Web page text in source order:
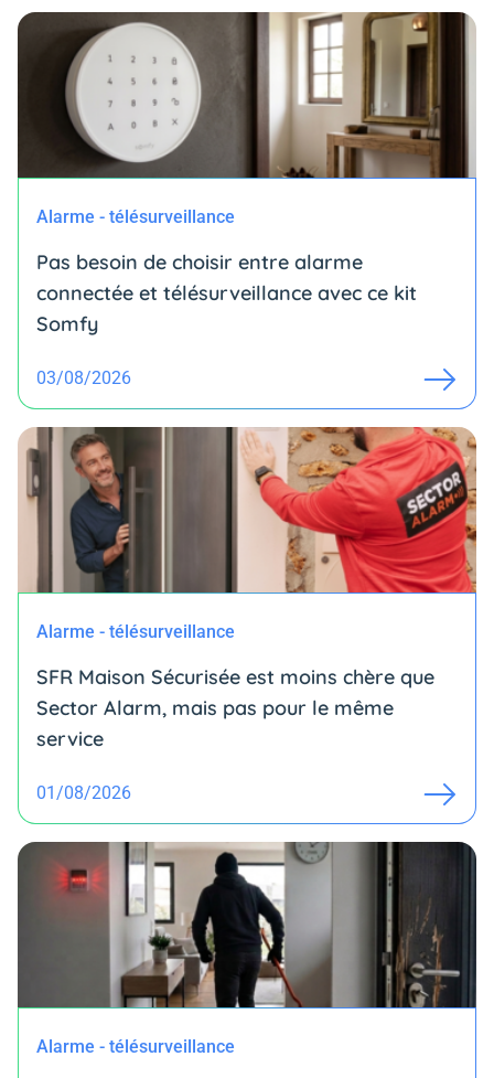
Alarme - télésurveillance
Pas besoin de choisir entre alarme
connectée et télésurveillance avec ce kit
Somfy
03/08/2026
Alarme - télésurveillance
SFR Maison Sécurisée est moins chère que
Sector Alarm, mais pas pour le même
service
01/08/2026
Alarme - télésurveillance